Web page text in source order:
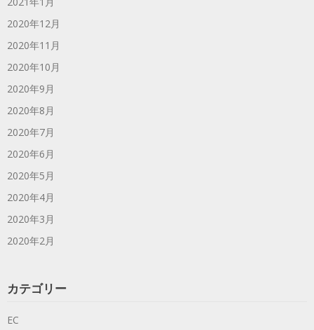
2020年12月
2020年11月
2020年10月
2020年9月
2020年8月
2020年7月
2020年6月
2020年5月
2020年4月
2020年3月
2020年2月
カテゴリー
EC